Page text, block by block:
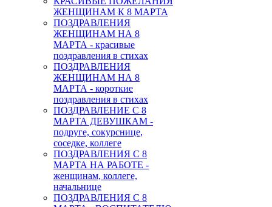
ЖЕНЩИНАМ К 8 МАРТА
ПОЗДРАВЛЕНИЯ
ЖЕНЩИНАМ НА 8
МАРТА - красивые
поздравления в стихах
ПОЗДРАВЛЕНИЯ
ЖЕНЩИНАМ НА 8
МАРТА - короткие
поздравления в стихах
ПОЗДРАВЛЕНИЕ С 8
МАРТА ДЕВУШКАМ -
подруге, сокурснице,
соседке, коллеге
ПОЗДРАВЛЕНИЯ С 8
МАРТА НА РАБОТЕ -
женщинам, коллеге,
начальнице
ПОЗДРАВЛЕНИЯ С 8